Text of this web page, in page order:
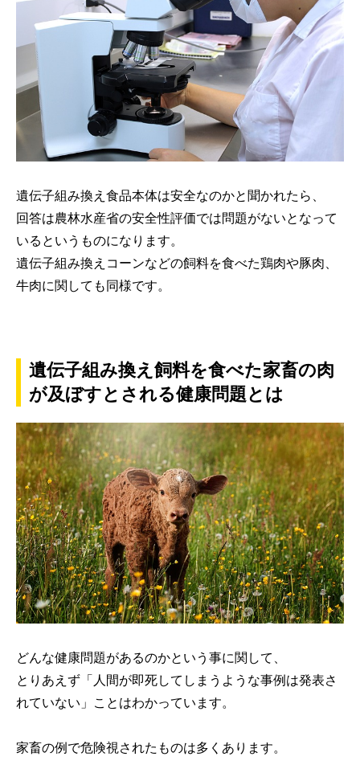
遺伝子組み換え食品本体は安全なのかと聞かれたら、
回答は農林水産省の安全性評価では問題がないとなって
いるというものになります。
遺伝子組み換えコーンなどの飼料を食べた鶏肉や豚肉、
牛肉に関しても同様です。
遺伝子組み換え飼料を食べた家畜の肉
が及ぼすとされる健康問題とは
どんな健康問題があるのかという事に関して、
とりあえず「人間が即死してしまうような事例は発表さ
れていない」ことはわかっています。
家畜の例で危険視されたものは多くあります。